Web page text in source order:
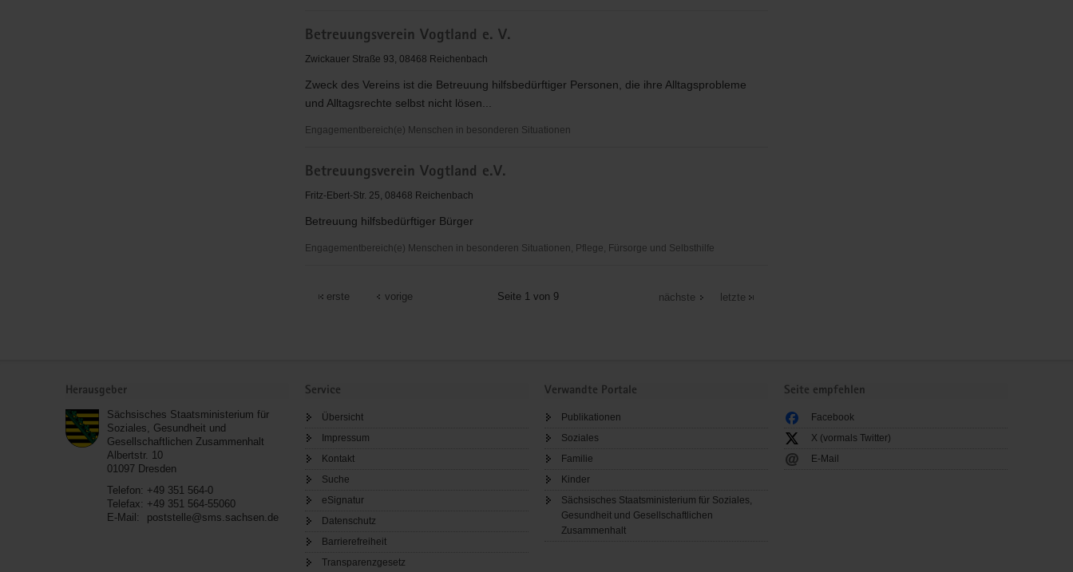
und
Begegnungszentrum
Betreuungsverein Vogtland e. V.
Zwickauer Straße 93, 08468 Reichenbach
Zweck des Vereins ist die Betreuung hilfsbedürftiger Personen, die ihre Alltagsprobleme
und Alltagsrechte selbst nicht lösen...
Engagementbereich(e) Menschen in besonderen Situationen
Vogtland
e.
Betreuungsverein Vogtland e.V.
Fritz-Ebert-Str. 25, 08468 Reichenbach
Betreuung hilfsbedürftiger Bürger
Engagementbereich(e) Menschen in besonderen Situationen, Pflege, Fürsorge und Selbsthilfe
Vogtland
erste vorige Seite 1 von 9 nächste letzte
Herausgeber
Sächsisches Staatsministerium für
Soziales, Gesundheit und
Gesellschaftlichen Zusammenhalt
Albertstr. 10
01097 Dresden
Telefon: +49 351 564-0
Telefax: +49 351 564-55060
E-Mail:
poststelle@sms.sachsen.de
Service
Übersicht
Impressum
Kontakt
Suche
eSignatur
Datenschutz
Barrierefreiheit
Transparenzgesetz
Verwandte Portale
Publikationen
Soziales
Familie
Kinder
Sächsisches Staatsministerium für Soziales,
Gesundheit und Gesellschaftlichen
Zusammenhalt
Seite empfehlen
Facebook
X (vormals Twitter)
E-Mail